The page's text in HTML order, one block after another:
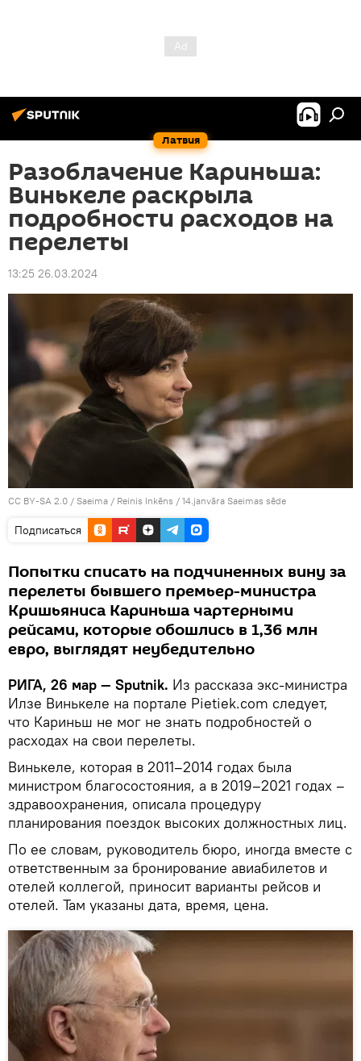
Латвия
Разоблачение Кариньша:
Винькеле раскрыла
подробности расходов на
перелеты
13:25 26.03.2024
CC BY-SA 2.0 / Saeima / Reinis Inkēns / 14.janvāra Saeimas sēde
Подписаться
Попытки списать на подчиненных вину за
перелеты бывшего премьер-министра
Кришьяниса Кариньша чартерными
рейсами, которые обошлись в 1,36 млн
евро, выглядят неубедительно
РИГА, 26 мар — Sputnik. Из рассказа экс-министра
Илзе Винькеле на портале Pietiek.com следует,
что Кариньш не мог не знать подробностей о
расходах на свои перелеты.
Винькеле, которая в 2011–2014 годах была
министром благосостояния, а в 2019–2021 годах –
здравоохранения, описала процедуру
планирования поездок высоких должностных лиц.
По ее словам, руководитель бюро, иногда вместе с
ответственным за бронирование авиабилетов и
отелей коллегой, приносит варианты рейсов и
отелей. Там указаны дата, время, цена.